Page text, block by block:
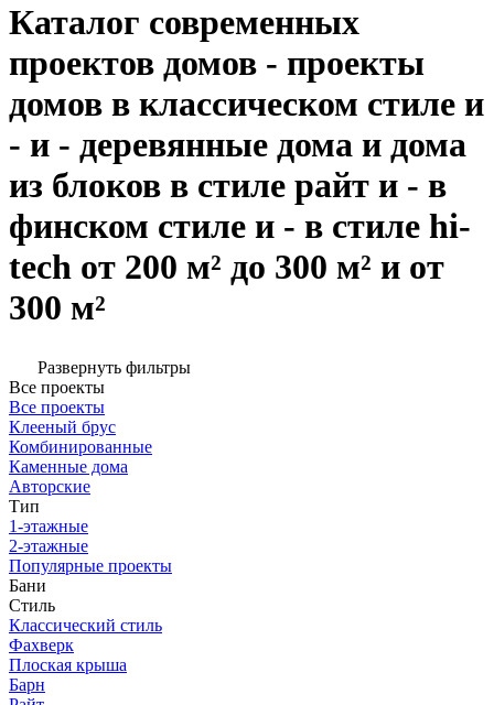
Каталог современных
проектов домов - проекты
домов в классическом стиле и
- и - деревянные дома и дома
из блоков в стиле райт и - в
финском стиле и - в стиле hi-
tech от 200 м² до 300 м² и от
300 м²
Развернуть фильтры
Все проекты
Все проекты
Клееный брус
Комбинированные
Каменные дома
Авторские
Тип
1-этажные
2-этажные
Популярные проекты
Бани
Стиль
Классический стиль
Фахверк
Плоская крыша
Барн